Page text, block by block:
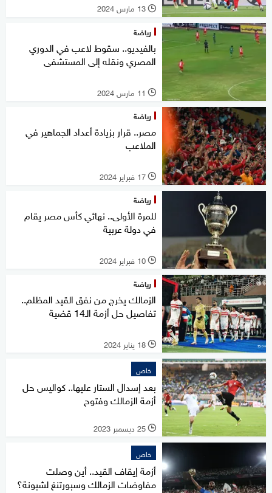
l 13 مارس 2024
رياضة
بالفيديو.. سقوط لاعب في الدوري
المصري ونقله إلى المستشفى
l 11 مارس 2024
رياضة
مصر.. قرار بزيادة أعداد الجماهير في
الملاعب
l 17 فبراير 2024
رياضة
للمرة الأولى.. نهائي كأس مصر يقام
في دولة عربية
l 10 فبراير 2024
رياضة
الزمالك يخرج من نفق القيد المظلم..
تفاصيل حل أزمة الـ14 قضية
l 18 يناير 2024
خاص
بعد إسدال الستار عليها.. كواليس حل
أزمة الزمالك وفتوح
l 25 ديسمبر 2023
خاص
أزمة إيقاف القيد.. أين وصلت
مفاوضات الزمالك وسبورتنغ لشبونة؟